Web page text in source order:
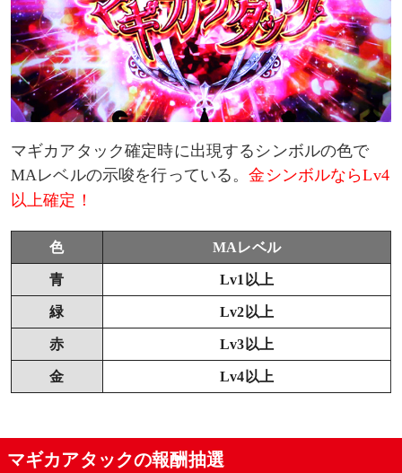
マギカアタック確定時に出現するシンボルの色で
MAレベルの示唆を行っている。金シンボルならLv4
以上確定！
色 MAレベル
青 Lv1以上
緑 Lv2以上
赤 Lv3以上
金 Lv4以上
マギカアタックの報酬抽選